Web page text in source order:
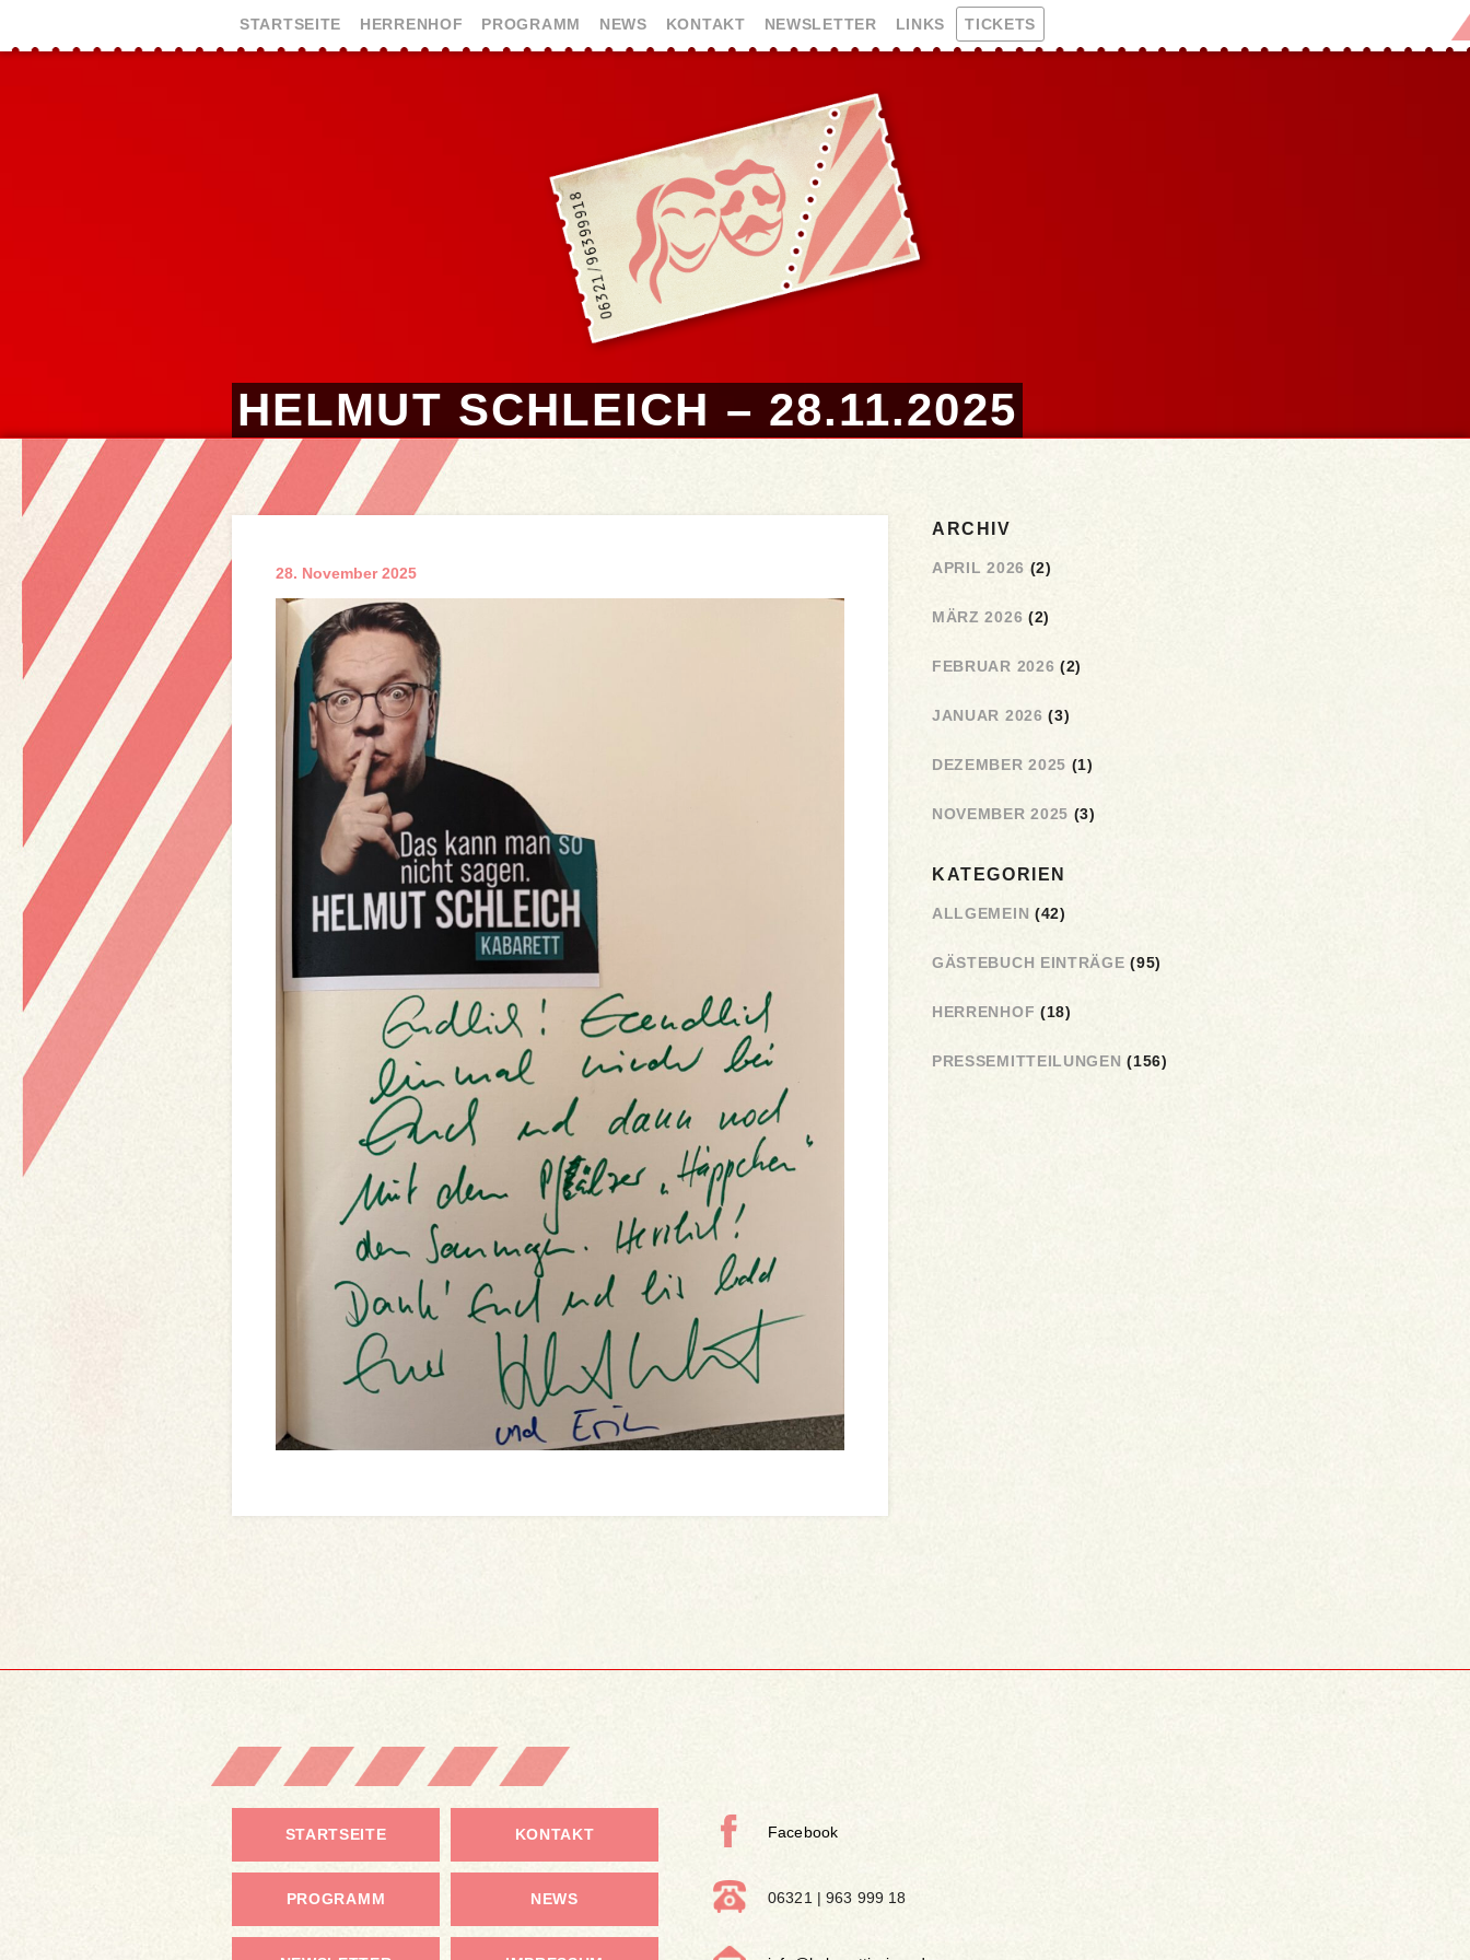
STARTSEITE HERRENHOF PROGRAMM NEWS KONTAKT NEWSLETTER LINKS TICKETS
HELMUT SCHLEICH – 28.11.2025
28. November 2025
ARCHIV
APRIL 2026 (2)
MÄRZ 2026 (2)
FEBRUAR 2026 (2)
JANUAR 2026 (3)
DEZEMBER 2025 (1)
NOVEMBER 2025 (3)
KATEGORIEN
ALLGEMEIN (42)
GÄSTEBUCH EINTRÄGE (95)
HERRENHOF (18)
PRESSEMITTEILUNGEN (156)
STARTSEITE KONTAKT
PROGRAMM NEWS
Facebook
06321 | 963 999 18